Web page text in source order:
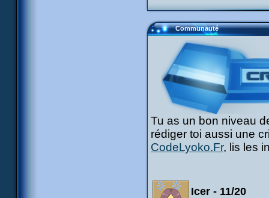
Communauté
Tu as un bon niveau
rédiger toi aussi une
CodeLyoko.Fr, lis les
Icer - 11/20